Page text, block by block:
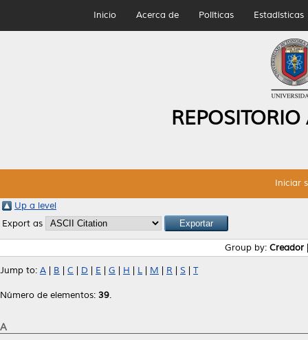
Inicio Acerca de Políticas Estadísticas
Iniciar
Up a level
Export as
Group by: Creador
Jump to: A B C D E G H L M R S T
Número de elementos: 39.
A